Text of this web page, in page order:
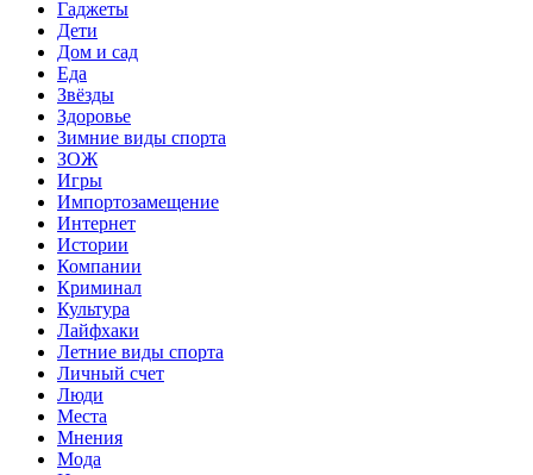
Гаджеты
Дети
Дом и сад
Еда
Звёзды
Здоровье
Зимние виды спорта
ЗОЖ
Игры
Импортозамещение
Интернет
Истории
Компании
Криминал
Культура
Лайфхаки
Летние виды спорта
Личный счет
Люди
Места
Мнения
Мода